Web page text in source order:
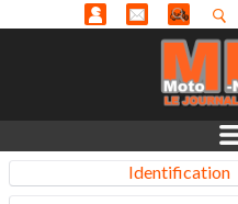
Identification